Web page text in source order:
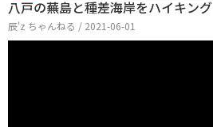
八戸の蕪島と種差海岸をハイキング
辰'z ちゃんねる / 2021-06-01